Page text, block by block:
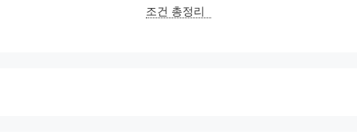
조건 총정리